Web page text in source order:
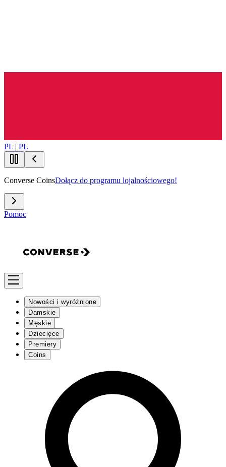
PL | PL
Converse CoinsDołącz do programu lojalnościowego!
Pomoc
Nowości i wyróżnione
Damskie
Męskie
Dziecięce
Premiery
Coins